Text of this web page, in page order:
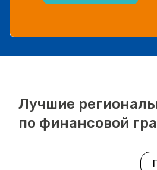
Лучшие
по финансовой